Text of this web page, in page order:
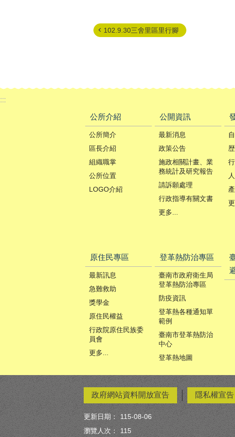
102.9.30三舍里區里行腳
:::
公所介紹
公所簡介
區長介紹
組織職掌
公所位置
LOGO介紹
公開資訊
最新消息
政策公告
施政相關計畫、業
務統計及研究報告
請訴願處理
行政指導有關文書
更多...
原住民專區
最新訊息
急難救助
獎學金
原住民權益
行政院原住民族委
員會
更多...
登革熱防治專區
臺南市政府衛生局
登革熱防治專區
防疫資訊
登革熱各種通知單
範例
臺南市登革熱防治
中心
登革熱地圖
政府網站資料開放宣告 隱私權宣告
更新日期：
115-08-06
瀏覽人次：
115